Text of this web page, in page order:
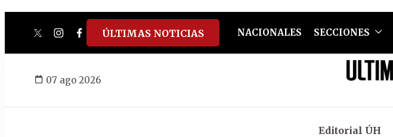
twitterinstagram
facebook
tiktokyoutube
spotify
ÚLTIMAS NOTICIAS NACIONALES SECCIONES
07 ago 2026
Editorial ÚH